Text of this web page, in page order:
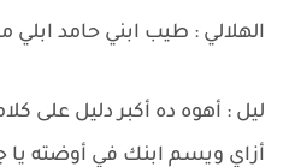
الهلالي : طيب ابني حامد
ليل : أهوه ده أكبر دليل على
أزاي ويسم ابنك في أوضته يا